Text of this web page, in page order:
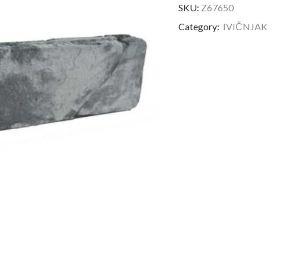
SKU: Z67650
Category: IVIČNJAK